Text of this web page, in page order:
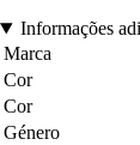
Informações
Marca
Cor
Cor
Género